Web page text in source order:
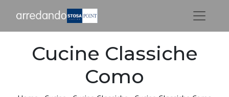
Cucine Classiche
Como